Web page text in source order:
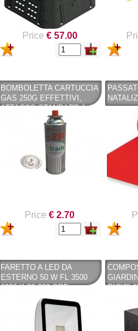
Price € 57.00
BOMBOLETTA CARTUCCIA
GAS 250G EFFETTIVI,
ATTACCO STANDARD A
BAIONETTA (SPILLO) CON
VALVOLA A PRESSIONE
Price € 2.70
FARETTO A LED DA
ESTERNO 50 W FL 3500
6000 K 30.000 ORE
NERO